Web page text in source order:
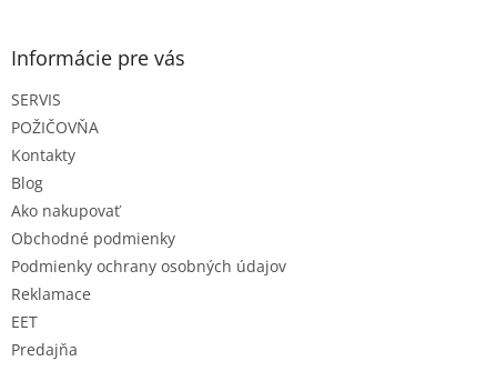
Informácie pre vás
SERVIS
POŽIČOVŇA
Kontakty
Blog
Ako nakupovať
Obchodné podmienky
Podmienky ochrany osobných údajov
Reklamace
EET
Predajňa